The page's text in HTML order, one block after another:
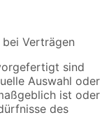
Verträgen
sind
Auswahl oder
ist oder
des